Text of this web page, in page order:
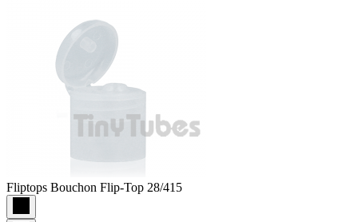
Fliptops Bouchon Flip-Top 28/415